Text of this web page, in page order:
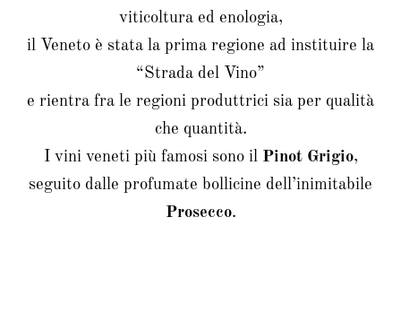
viticoltura ed enologia,
il Veneto è stata la prima regione ad instituire la
“Strada del Vino”
e rientra fra le regioni produttrici sia per qualità
che quantità.
I vini veneti più famosi sono il Pinot Grigio,
seguito dalle profumate bollicine dell’inimitabile
Prosecco.